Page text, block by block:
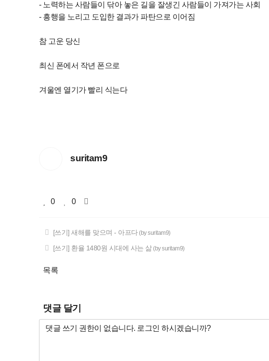
- 노력하는 사람들이 닦아 놓은 길을 잘생긴 사람들이 가져가는 사회
- 흥행을 노리고 도입한 결과가 파탄으로 이어짐
참 고운 당신
최신 폰에서 작년 폰으로
겨울엔 열기가 빨리 식는다
suritam9
0 0
[쓰기] 새해를 맞으며 - 아프다(by suritam9)
[쓰기] 환율 1480원 시대에 사는 삶(by suritam9)
목록
댓글 달기